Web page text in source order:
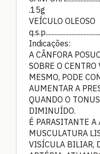
.15g
VEÍCULO OLEOSO
Indicações:
A CÂNFORA
SOBRE O CENTRO
MESMO, PODE
AUMENTAR A
QUANDO O
DIMINUÍDO.
É PARASITANTE A
MUSCULATURA
VISÍCULA BILIAR,